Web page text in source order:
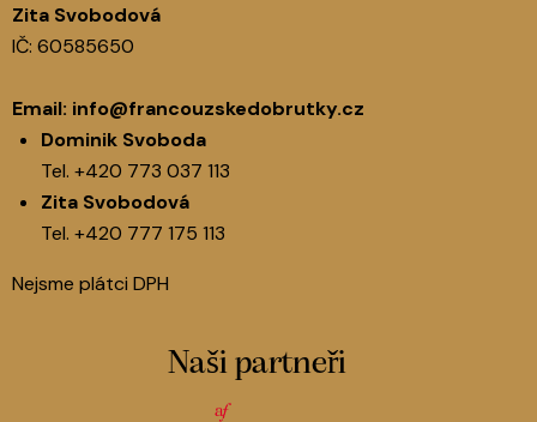
Zita Svobodová
IČ: 60585650
Email: info@francouzskedobrutky.cz
Dominik Svoboda
Tel. +420 773 037 113
Zita Svobodová
Tel. +420 777 175 113
Nejsme plátci DPH
Naši partneři